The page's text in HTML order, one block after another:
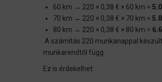
60 km → 220 × 0,38 € × 60 km =
70 km → 220 × 0,38 € × 70 km =
80 km → 220 × 0,38 € × 80 km =
A számítás 220 munkanappal
munkarendtől függ.
Ez is érdekelhet: